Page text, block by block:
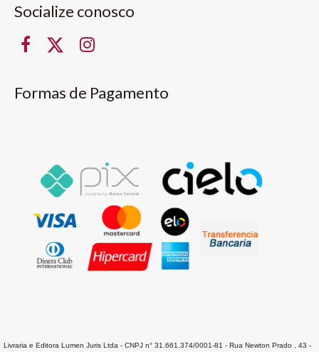
Socialize conosco
Formas de Pagamento
Livraria e Editora Lumen Juris Ltda - CNPJ n° 31.661.374/0001-81 - Rua Newton Prado , 43 -